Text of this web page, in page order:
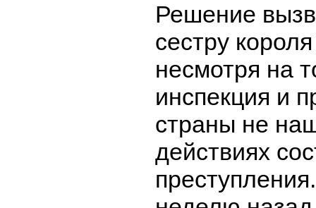
Решение
сестру
несмотря на
инспекция и
страны не
действиях